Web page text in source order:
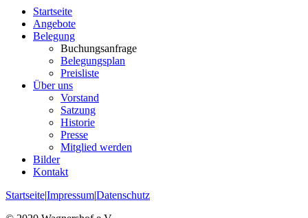
Startseite
Angebote
Belegung
Buchungsanfrage
Belegungsplan
Preisliste
Über uns
Vorstand
Satzung
Historie
Presse
Mitglied werden
Bilder
Kontakt
Startseite|Impressum|Datenschutz